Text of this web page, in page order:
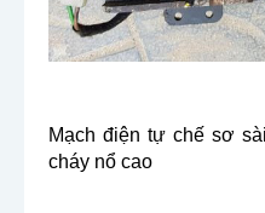
Mạch điện tự chế sơ
cháy nổ cao